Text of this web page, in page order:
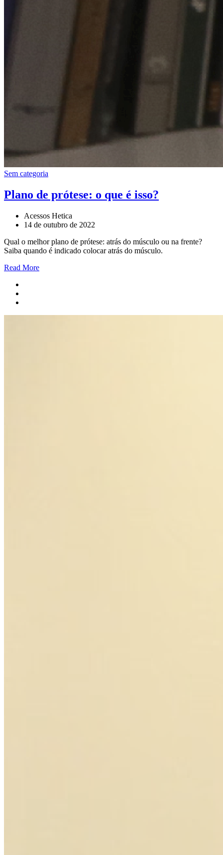
Sem categoria
Plano de prótese: o que é isso?
Acessos Hetica
14 de outubro de 2022
Qual o melhor plano de prótese: atrás do músculo ou na frente?
Saiba quando é indicado colocar atrás do músculo.
Read More